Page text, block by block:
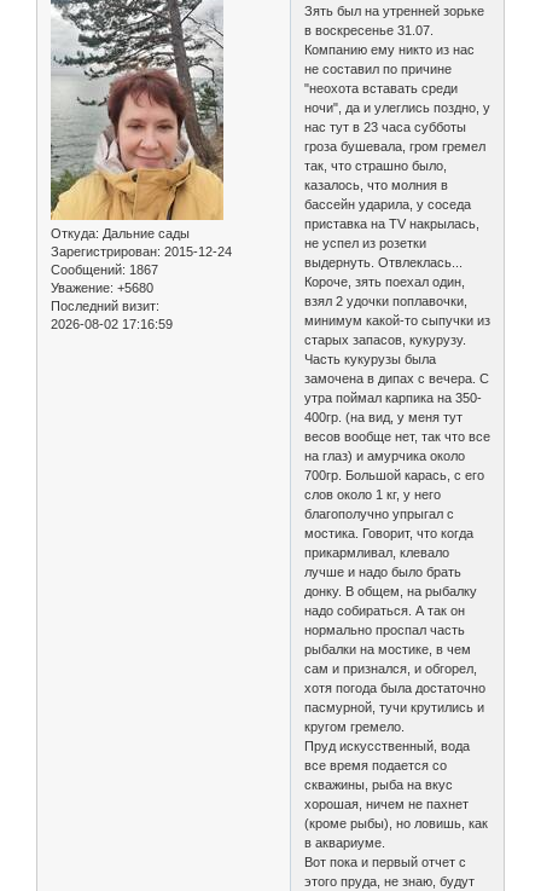
Откуда: Дальние сады
Зарегистрирован: 2015-12-24
Сообщений: 1867
Уважение: +5680
Последний визит:
2026-08-02 17:16:59
Зять был на утренней зорьке
в воскресенье 31.07.
Компанию ему никто из нас
не составил по причине
"неохота вставать среди
ночи", да и улеглись поздно, у
нас тут в 23 часа субботы
гроза бушевала, гром гремел
так, что страшно было,
казалось, что молния в
бассейн ударила, у соседа
приставка на TV накрылась,
не успел из розетки
выдернуть. Отвлеклась...
Короче, зять поехал один,
взял 2 удочки поплавочки,
минимум какой-то сыпучки из
старых запасов, кукурузу.
Часть кукурузы была
замочена в дипах с вечера. С
утра поймал карпика на 350-
400гр. (на вид, у меня тут
весов вообще нет, так что все
на глаз) и амурчика около
700гр. Большой карась, с его
слов около 1 кг, у него
благополучно упрыгал с
мостика. Говорит, что когда
прикармливал, клевало
лучше и надо было брать
донку. В общем, на рыбалку
надо собираться. А так он
нормально проспал часть
рыбалки на мостике, в чем
сам и признался, и обгорел,
хотя погода была достаточно
пасмурной, тучи крутились и
кругом гремело.
Пруд искусственный, вода
все время подается со
скважины, рыба на вкус
хорошая, ничем не пахнет
(кроме рыбы), но ловишь, как
в аквариуме.
Вот пока и первый отчет с
этого пруда, не знаю, будут